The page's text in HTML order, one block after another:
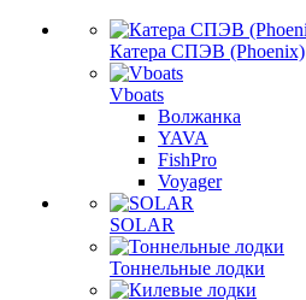
Катера СПЭВ (Phoenix)
Vboats
Волжанка
YAVA
FishPro
Voyager
SOLAR
Тоннельные лодки